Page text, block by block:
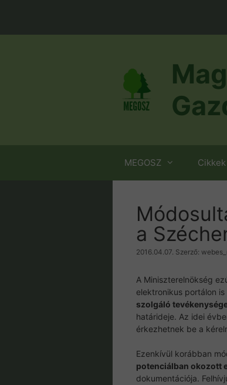
MEGOSZ Cikkek
a
2016.04.07. Szerző:
A Miniszterelnökség
elektronikus portálon
szolgáló
határideje. Az idei
érkezhetnek be a
Ezenkívül korábban
potenciálban okozott
dokumentációja.